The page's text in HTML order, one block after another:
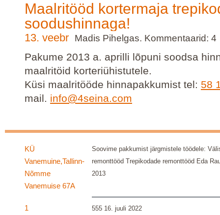
Maalritööd kortermaja
soodushinnaga!
13. veebr Madis Pihelgas. Kommentaarid: 4
Pakume 2013 a. aprilli lõpuni soodsa
maalritöid korteriühistutele.
Küsi maalritööde hinnapakkumist tel: 58
mail. info@4seina.com
KÜ
Vanemuine,Tallinn-
Nõmme
Vanemuise 67A
Soovime pakkumist järgmistele töödele:
remonttööd Trepikodade remonttööd Eda
2013
1 555 16. juuli 2022